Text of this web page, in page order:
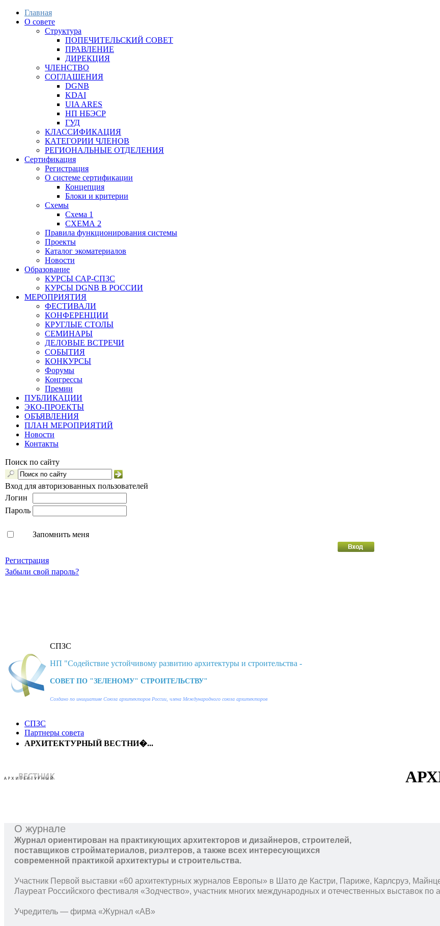
Главная
О совете
Структура
ПОПЕЧИТЕЛЬСКИЙ СОВЕТ
ПРАВЛЕНИЕ
ДИРЕКЦИЯ
ЧЛЕНСТВО
СОГЛАШЕНИЯ
DGNB
KDAI
UIA ARES
НП НБЭСР
ГУД
КЛАССИФИКАЦИЯ
КАТЕГОРИИ ЧЛЕНОВ
РЕГИОНАЛЬНЫЕ ОТДЕЛЕНИЯ
Сертификация
Регистрация
О системе сертификации
Концепция
Блоки и критерии
Схемы
Схема 1
СХЕМА 2
Правила функционирования системы
Проекты
Каталог экоматериалов
Новости
Образование
КУРСЫ САР-СПЗС
КУРСЫ DGNB В РОССИИ
МЕРОПРИЯТИЯ
ФЕСТИВАЛИ
КОНФЕРЕНЦИИ
КРУГЛЫЕ СТОЛЫ
СЕМИНАРЫ
ДЕЛОВЫЕ ВСТРЕЧИ
СОБЫТИЯ
КОНКУРСЫ
Форумы
Конгрессы
Премии
ПУБЛИКАЦИИ
ЭКО-ПРОЕКТЫ
ОБЪЯВЛЕНИЯ
ПЛАН МЕРОПРИЯТИЙ
Новости
Контакты
Поиск по сайту
Вход для авторизованных пользователей
Логин
Пароль
Запомнить меня
Регистрация
Забыли свой пароль?
СПЗС
НП "Содействие устойчивому развитию архитектуры и строительства -
СОВЕТ ПО "ЗЕЛЕНОМУ" СТРОИТЕЛЬСТВУ"
Создано по инициативе Союза архитекторов России, члена Международного союза архитекторов
СПЗС
Партнеры совета
АРХИТЕКТУРНЫЙ ВЕСТНИ�...
О журнале
Журнал ориентирован на практикующих архитекторов и дизайнеров, строителей,
поставщиков стройматериалов, риэлтеров, а также всех интересующихся
современной практикой архитектуры и строительства.
Участник Первой выставки «60 архитектурных журналов Европы» в Шато де Кастри, Париже, Карлсруэ,
Лауреат Российского фестиваля «Зодчество», участник многих международных и отечественных выставок по
Учредитель — фирма «Журнал «АВ»